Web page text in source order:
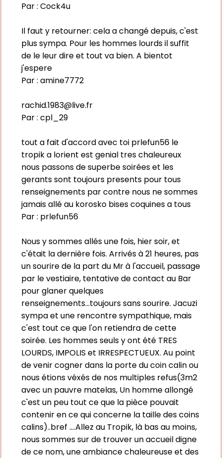
Par : Cock4u
Il faut y retourner: cela a changé depuis, c'est
plus sympa. Pour les hommes lourds il suffit
de le leur dire et tout va bien. A bientot
j'espere
Par : amine7772
rachid.1983@live.fr
Par : cpl_29
tout a fait d'accord avec toi prlefun56 le
tropik a lorient est genial tres chaleureux
nous passons de superbe soirées et les
gerants sont toujours presents pour tous
renseignements par contre nous ne sommes
jamais allé au korosko bises coquines a tous
Par : prlefun56
Nous y sommes allés une fois, hier soir, et
c'était la dernière fois. Arrivés à 21 heures, pas
un sourire de la part du Mr à l'accueil, passage
par le vestiaire, tentative de contact au Bar
pour glaner quelques
renseignements...toujours sans sourire. Jacuzi
sympa et une rencontre sympathique, mais
c'est tout ce que l'on retiendra de cette
soirée. Les hommes seuls y ont été TRES
LOURDS, IMPOLIS et IRRESPECTUEUX. Au point
de venir cogner dans la porte du coin calin ou
nous étions véxés de nos multiples refus(3m2
avec un pauvre matelas, Un homme allongé
c'est un peu tout ce que la pièce pouvait
contenir en ce qui concerne la taille des coins
calins)..bref ....Allez au Tropik, là bas au moins,
nous sommes sur de trouver un accueil digne
de ce nom, une ambiance chaleureuse et des